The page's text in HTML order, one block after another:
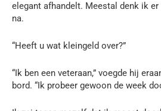
elegant afhandelt. Meestal denk ik
na.
“Heeft u wat kleingeld over?”
“Ik ben een veteraan,” voegde hij
bord. “Ik probeer gewoon de week